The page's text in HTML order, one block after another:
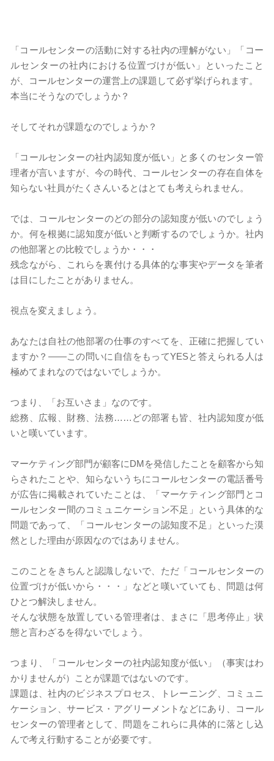
「コールセンターの活動に対する社内の理解がない」「コー
ルセンターの社内における位置づけが低い」といったこと
が、コールセンターの運営上の課題して必ず挙げられます。
​本当にそうなのでしょうか？
そしてそれが課題なのでしょうか？
「コールセンターの社内認知度が低い」と多くのセンター管
理者が言いますが、今の時代、コールセンターの存在自体を
知らない社員がたくさんいるとはとても考えられません。
​​では、コールセンターのどの部分の認知度が低いのでしょう
か。何を根拠に認知度が低いと判断するのでしょうか。社内
の他部署との比較でしょうか・・・
残念ながら、これらを裏付ける具体的な事実やデータを筆者
は目にしたことがありません。
​視点を変えましょう。
あなたは自社の他部署の仕事のすべてを、正確に把握してい
ますか？――この問いに自信をもってYESと答えられる人は
極めてまれなのではないでしょうか。
つまり、「お互いさま」なのです。
総務、広報、財務、法務……どの部署も皆、社内認知度が低
いと嘆いています。
マーケティング部門が顧客にDMを発信したことを顧客から知
らされたことや、知らないうちにコールセンターの電話番号
が広告に掲載されていたことは、「マーケティング部門とコ
ールセンター間のコミュニケーション不足」という具体的な
問題であって、「コールセンターの認知度不足」といった漠
然とした理由が原因なのではありません。
このことをきちんと認識しないで、ただ「コールセンターの
位置づけが低いから・・・」などと嘆いていても、問題は何
ひとつ解決しません。
そんな状態を放置している管理者は、まさに「思考停止」状
態と言わざるを得ないでしょう。
つまり、「コールセンターの社内認知度が低い」（事実はわ
かりませんが）ことが課題ではないのです。
課題は、社内のビジネスプロセス、トレーニング、コミュニ
ケーション、サービス・アグリーメントなどにあり、コール
センターの管理者として、問題をこれらに具体的に落とし込
んで考え行動することが必要です。